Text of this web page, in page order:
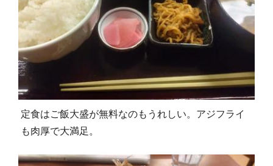
定食はご飯大盛が無料なのもうれしい。アジフライ
も肉厚で大満足。